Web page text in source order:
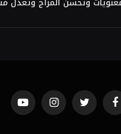
Facebook
Twitter
Instagram
YouTube